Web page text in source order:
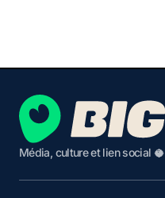
Média, culture et lien social 🥥